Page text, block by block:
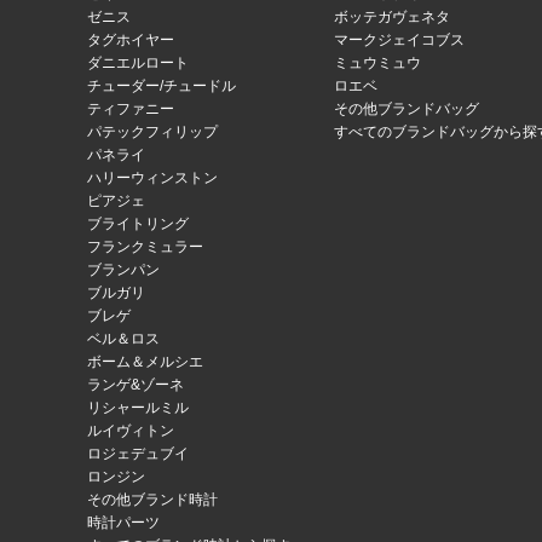
ゼニス
タグホイヤー
ダニエルロート
チューダー/チュードル
ティファニー
パテックフィリップ
パネライ
ハリーウィンストン
ピアジェ
ブライトリング
フランクミュラー
ブランパン
ブルガリ
ブレゲ
ベル＆ロス
ボーム＆メルシエ
ランゲ&ゾーネ
リシャールミル
ルイヴィトン
ロジェデュブイ
ロンジン
その他ブランド時計
時計パーツ
ボッテガヴェネタ
マークジェイコブス
ミュウミュウ
ロエベ
その他ブランドバッグ
すべてのブランドバッグから探